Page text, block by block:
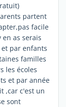
partent
facile
as serais
par enfants
familles
les écoles
et par année
,car c'est un
sont